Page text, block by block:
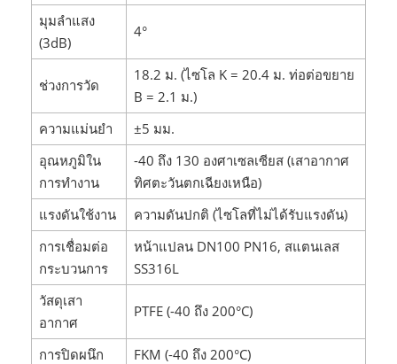
มุมลำแสง
(3dB)
4°
ช่วงการวัด
18.2 ม. (ไซโล K = 20.4 ม. ท่อต่อขยาย
B = 2.1 ม.)
ความแม่นยำ
±5 มม.
อุณหภูมิใน
การทำงาน
-40 ถึง 130 องศาเซลเซียส (เสาอากาศ
ทิศตะวันตกเฉียงเหนือ)
แรงดันใช้งาน
ความดันปกติ (ไซโลที่ไม่ได้รับแรงดัน)
การเชื่อมต่อ
กระบวนการ
หน้าแปลน DN100 PN16, สแตนเลส
SS316L
วัสดุเสา
อากาศ
PTFE (-40 ถึง 200°C)
การปิดผนึก
FKM (-40 ถึง 200°C)